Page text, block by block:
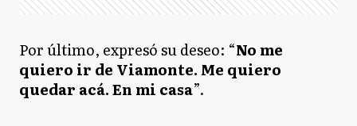
Por último, expresó su deseo: “No me
quiero ir de Viamonte. Me quiero
quedar acá. En mi casa”.